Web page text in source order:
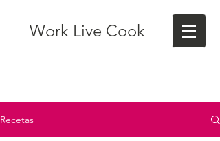
Work Live Cook
Recetas